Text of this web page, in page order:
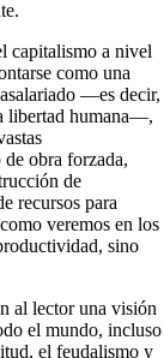
capitalismo a nivel
como una
—es decir,
libertad humana—,
obra forzada,
de
recursos para
veremos en los
sino
al lector una visión
el mundo, incluso
el feudalismo y